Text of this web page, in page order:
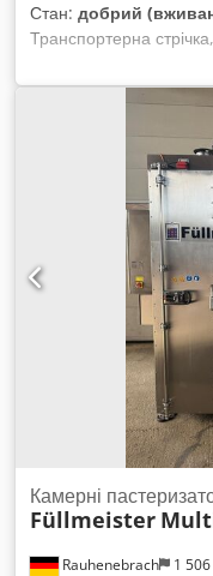
Стан: добрий
Транспортерна
стрічка, стрічковий
Виробник: MTF,
рамі, з
Швидкість: 9 м/хв -
транспортування:
шильдика -
Dodpjtp Rfpofx Akijwa
Rauhenebrach 1
Камерні
Füllmeister